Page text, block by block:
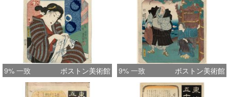
9% 一致 ボストン美術館 9% 一致 ボストン美術館